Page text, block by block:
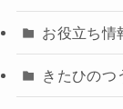
お役立ち情
きたひのつ